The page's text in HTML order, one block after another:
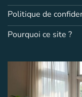
Politique de
Pourquoi ce site ?